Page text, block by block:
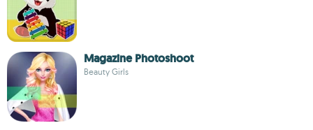
Magazine Photoshoot
Beauty Girls